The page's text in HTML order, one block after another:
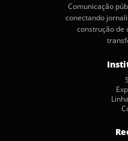
Comunicação
conectando
construção de